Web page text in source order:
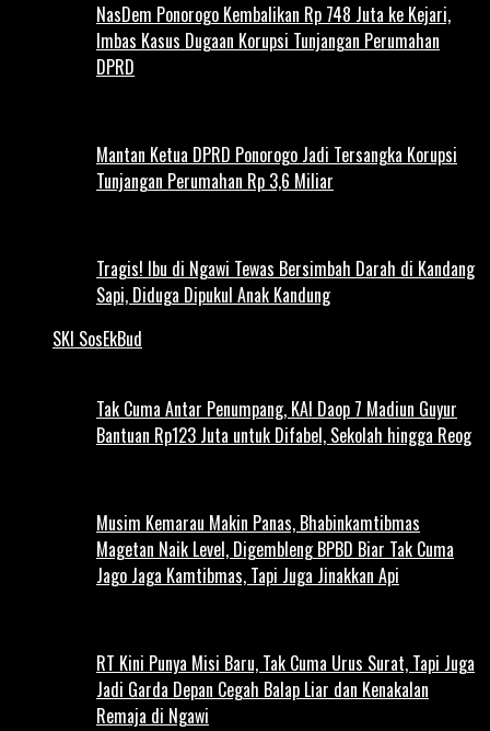
NasDem Ponorogo Kembalikan Rp 748 Juta ke Kejari,
Imbas Kasus Dugaan Korupsi Tunjangan Perumahan
DPRD
Mantan Ketua DPRD Ponorogo Jadi Tersangka Korupsi
Tunjangan Perumahan Rp 3,6 Miliar
Tragis! Ibu di Ngawi Tewas Bersimbah Darah di Kandang
Sapi, Diduga Dipukul Anak Kandung
SKI SosEkBud
Tak Cuma Antar Penumpang, KAI Daop 7 Madiun Guyur
Bantuan Rp123 Juta untuk Difabel, Sekolah hingga Reog
Musim Kemarau Makin Panas, Bhabinkamtibmas
Magetan Naik Level, Digembleng BPBD Biar Tak Cuma
Jago Jaga Kamtibmas, Tapi Juga Jinakkan Api
RT Kini Punya Misi Baru, Tak Cuma Urus Surat, Tapi Juga
Jadi Garda Depan Cegah Balap Liar dan Kenakalan
Remaja di Ngawi